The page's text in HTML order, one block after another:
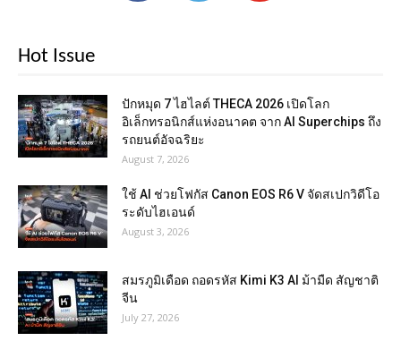
Hot Issue
ปักหมุด 7 ไฮไลต์ THECA 2026 เปิดโลก
อิเล็กทรอนิกส์แห่งอนาคต จาก AI Superchips ถึง
รถยนต์อัจฉริยะ
August 7, 2026
ใช้ AI ช่วยโฟกัส Canon EOS R6 V จัดสเปกวิดีโอ
ระดับไฮเอนด์
August 3, 2026
สมรภูมิเดือด ถอดรหัส Kimi K3 AI ม้ามืด สัญชาติ
จีน
July 27, 2026